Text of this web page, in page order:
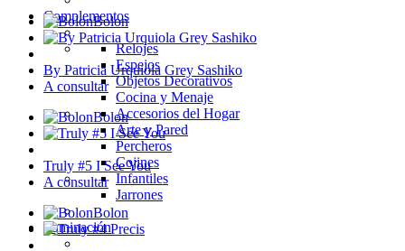
Complementos
Relojes
Espejos
Objetos Decorativos
Cocina y Menaje
Accesorios del Hogar
Arte y Pared
Percheros
Cojines
Infantiles
Jarrones
Iluminación
Bolon
By Patricia Urquiola Grey Sashiko
A consultar
Bolon
Truly #5 I See You
A consultar
Bolon